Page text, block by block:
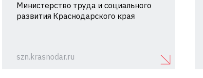
Министерство труда и социального
развития Краснодарского края
szn.krasnodar.ru